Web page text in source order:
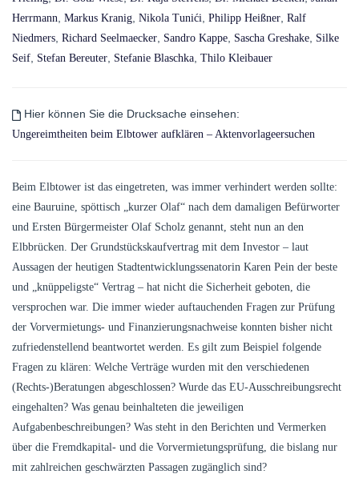
Herrmann, Markus Kranig, Nikola Tunići, Philipp Heißner, Ralf
Niedmers, Richard Seelmaecker, Sandro Kappe, Sascha Greshake, Silke
Seif, Stefan Bereuter, Stefanie Blaschka, Thilo Kleibauer
Hier können Sie die Drucksache einsehen:
Ungereimtheiten beim Elbtower aufklären – Aktenvorlageersuchen
Beim Elbtower ist das eingetreten, was immer verhindert werden sollte:
eine Bauruine, spöttisch „kurzer Olaf“ nach dem damaligen Befürworter
und Ersten Bürgermeister Olaf Scholz genannt, steht nun an den
Elbbrücken. Der Grundstückskaufvertrag mit dem Investor – laut
Aussagen der heutigen Stadtentwicklungssenatorin Karen Pein der beste
und „knüppeligste“ Vertrag – hat nicht die Sicherheit geboten, die
versprochen war. Die immer wieder auftauchenden Fragen zur Prüfung
der Vorvermietungs- und Finanzierungsnachweise konnten bisher nicht
zufriedenstellend beantwortet werden. Es gilt zum Beispiel folgende
Fragen zu klären: Welche Verträge wurden mit den verschiedenen
(Rechts-)Beratungen abgeschlossen? Wurde das EU-Ausschreibungsrecht
eingehalten? Was genau beinhalteten die jeweiligen
Aufgabenbeschreibungen? Was steht in den Berichten und Vermerken
über die Fremdkapital- und die Vorvermietungsprüfung, die bislang nur
mit zahlreichen geschwärzten Passagen zugänglich sind?